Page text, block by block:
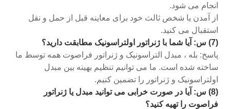
انجام می شود.
از آمدن یا شخص ثالث خود برای معاینه قبل از حمل و نقل
استقبال می کنید.
(7) س: آیا شما با ژنراتور اولتراسونیک مطابقت دارید؟
پاسخ: بله ، مبدل التراسونیک و ژنراتور فراصوت همه توسط ما
ساخته شده است. ما می توانیم تنظیم بهینه بین مبدل
اولتراسونیک و ژنراتور را تضمین کنیم.
(8) س: آیا در صورت خرابی می توانید مبدل یا ژنراتور
فراصوت را تهیه کنید؟